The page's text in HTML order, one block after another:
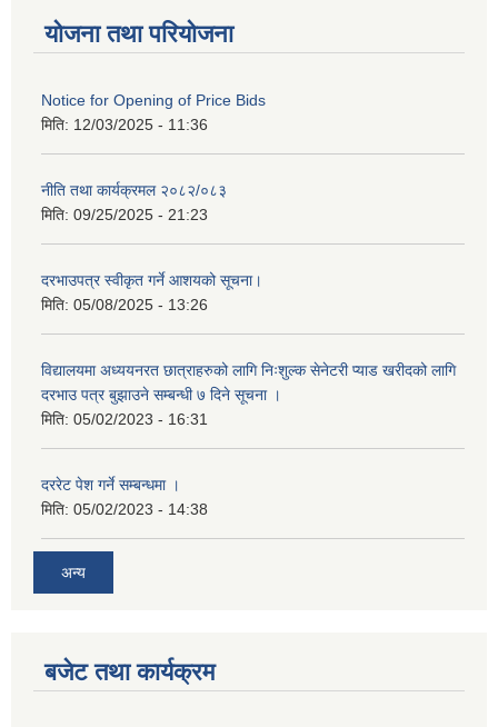
योजना तथा परियोजना
Notice for Opening of Price Bids
मिति: 12/03/2025 - 11:36
नीति तथा कार्यक्रमल २०८२/०८३
मिति: 09/25/2025 - 21:23
दरभाउपत्र स्वीकृत गर्ने आशयको सूचना।
मिति: 05/08/2025 - 13:26
विद्यालयमा अध्ययनरत छात्राहरुको लागि निःशुल्क सेनेटरी प्याड खरीदको लागि
दरभाउ पत्र बुझाउने सम्बन्धी ७ दिने सूचना ।
मिति: 05/02/2023 - 16:31
दररेट पेश गर्ने सम्बन्धमा ।
मिति: 05/02/2023 - 14:38
अन्य
बजेट तथा कार्यक्रम